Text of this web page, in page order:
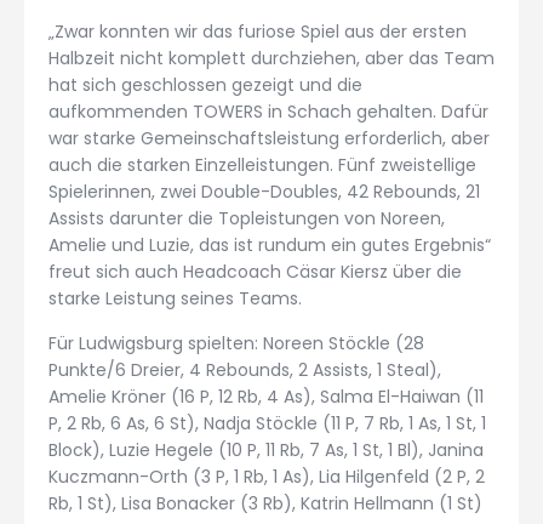
„Zwar konnten wir das furiose Spiel aus der ersten
Halbzeit nicht komplett durchziehen, aber das Team
hat sich geschlossen gezeigt und die
aufkommenden TOWERS in Schach gehalten. Dafür
war starke Gemeinschaftsleistung erforderlich, aber
auch die starken Einzelleistungen. Fünf zweistellige
Spielerinnen, zwei Double-Doubles, 42 Rebounds, 21
Assists darunter die Topleistungen von Noreen,
Amelie und Luzie, das ist rundum ein gutes Ergebnis“
freut sich auch Headcoach Cäsar Kiersz über die
starke Leistung seines Teams.
Für Ludwigsburg spielten: Noreen Stöckle (28
Punkte/6 Dreier, 4 Rebounds, 2 Assists, 1 Steal),
Amelie Kröner (16 P, 12 Rb, 4 As), Salma El-Haiwan (11
P, 2 Rb, 6 As, 6 St), Nadja Stöckle (11 P, 7 Rb, 1 As, 1 St, 1
Block), Luzie Hegele (10 P, 11 Rb, 7 As, 1 St, 1 Bl), Janina
Kuczmann-Orth (3 P, 1 Rb, 1 As), Lia Hilgenfeld (2 P, 2
Rb, 1 St), Lisa Bonacker (3 Rb), Katrin Hellmann (1 St)